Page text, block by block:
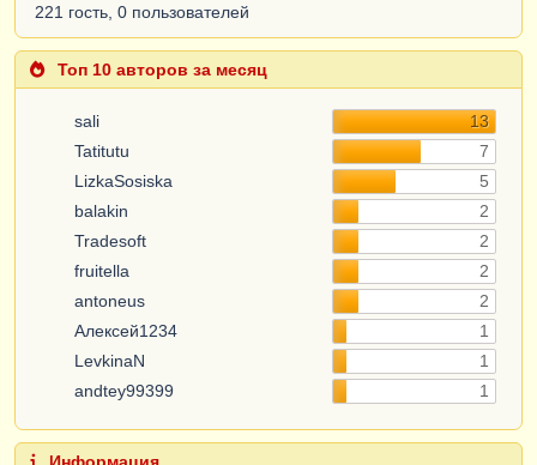
221 гость, 0 пользователей
Топ 10 авторов за месяц
sali
13
Tatitutu
7
LizkaSosiska
5
balakin
2
Tradesoft
2
fruitella
2
antoneus
2
Алексей1234
1
LevkinaN
1
andtey99399
1